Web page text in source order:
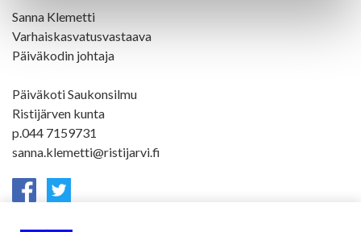
Sanna Klemetti
Varhaiskasvatusvastaava
Päiväkodin johtaja
Päiväkoti Saukonsilmu
Ristijärven kunta
p.044 7159731
sanna.klemetti@ristijarvi.fi